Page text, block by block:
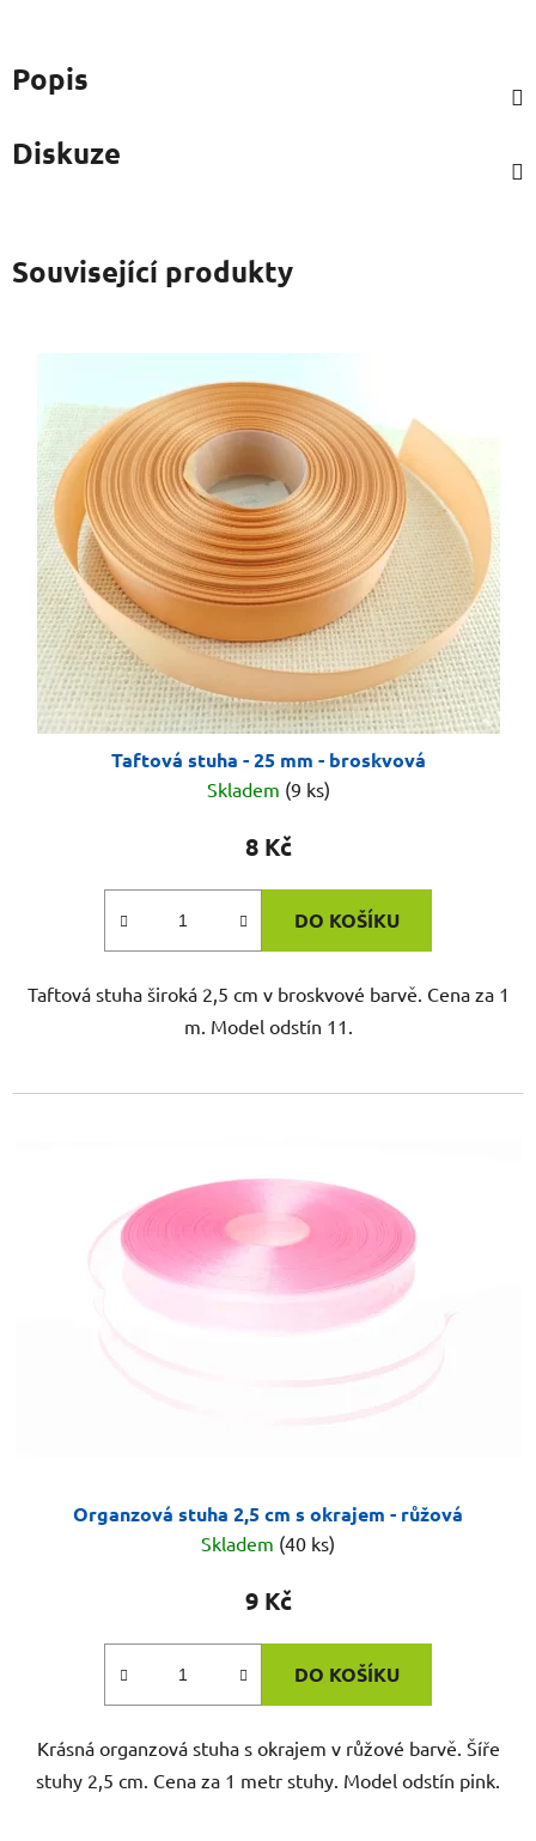
Popis
Diskuze
Související produkty
Taftová stuha - 25 mm - broskvová
Skladem (9 ks)
8 Kč
DO KOŠÍKU
Taftová stuha široká 2,5 cm v broskvové barvě. Cena za 1
m. Model odstín 11.
Organzová stuha 2,5 cm s okrajem - růžová
Skladem (40 ks)
9 Kč
DO KOŠÍKU
Krásná organzová stuha s okrajem v růžové barvě. Šíře
stuhy 2,5 cm. Cena za 1 metr stuhy. Model odstín pink.